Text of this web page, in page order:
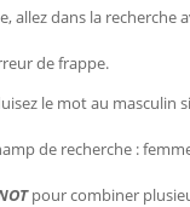
allez dans la recherche
de frappe.
le mot au masculin
de recherche :
pour combiner